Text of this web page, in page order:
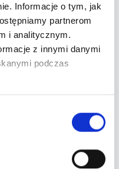
Informacje o tym, jak
partnerom
i analitycznym.
z innymi danymi
podczas
o artyście.